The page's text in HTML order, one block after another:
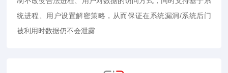
统进程、用户设置解密策略，从而保证在系统漏洞/系统后门
被利用时数据仍不会泄露